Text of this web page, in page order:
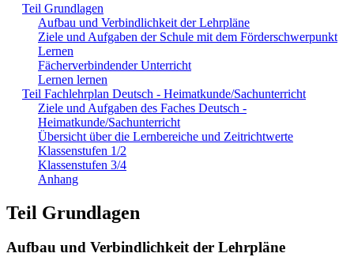
Teil Grundlagen
Aufbau und Verbindlichkeit der Lehrpläne
Ziele und Aufgaben der Schule mit dem Förderschwerpunkt
Lernen
Fächerverbindender Unterricht
Lernen lernen
Teil Fachlehrplan Deutsch - Heimatkunde/Sachunterricht
Ziele und Aufgaben des Faches Deutsch -
Heimatkunde/Sachunterricht
Übersicht über die Lernbereiche und Zeitrichtwerte
Klassenstufen 1/2
Klassenstufen 3/4
Anhang
Teil Grundlagen
Aufbau und Verbindlichkeit der Lehrpläne